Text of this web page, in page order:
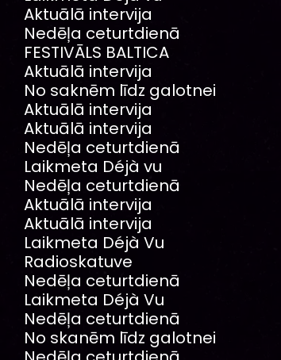
Aktuālā intervija
Nedēļa ceturtdienā
FESTIVĀLS BALTICA
Aktuālā intervija
No saknēm līdz galotnei
Aktuālā intervija
Aktuālā intervija
Nedēļa ceturtdienā
Laikmeta Déjà vu
Nedēļa ceturtdienā
Aktuālā intervija
Aktuālā intervija
Laikmeta Déjà Vu
Radioskatuve
Nedēļa ceturtdienā
Laikmeta Déjà Vu
Nedēļa ceturtdienā
No skanēm līdz galotnei